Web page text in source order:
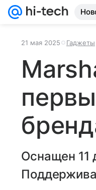
21 мая 2025 Гаджеты
Оснащен 11